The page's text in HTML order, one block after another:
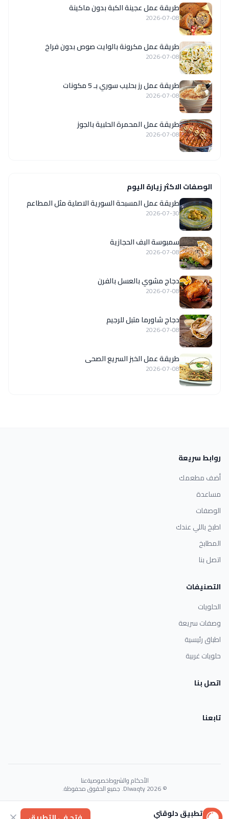
طريقة عمل عجينة الكبة بدون ماكينة
2026-07-08
طريقة عمل مكرونة بالوايت صوص بدون فراخ
2026-07-08
طريقة عمل رز بحليب سوري بـ 5 مكونات
2026-07-08
طريقة عمل المحمرة الحلبية بالجوز
2026-07-08
الوصفات الاكثر زيارة اليوم
‏طريقة عمل المسبحة السورية الاصلية مثل المطاعم
2026-07-30
سمبوسة البف الحجازية
2026-07-08
دجاج مشوي بالعسل بالفرن
2026-07-08
دجاج شاورما متبل للرجيم
2026-07-08
طريقة عمل الخبز السريع الصحى
2026-07-08
روابط سريعة
أضف مطعمك
مساعدة
الوصفات
اطبخ باللي عندك
المطابخ
اتصل بنا
التصنيفات
الحلويات
وصفات سريعة
اطباق رئيسية
حلويات غربية
اتصل بنا
تابعنا
الأحكام والشروطخصوصيةعنا
© 2026 Dlwaqty. جميع الحقوق محفوظة.
Powered byGAIT
تطبيق دلوقتي